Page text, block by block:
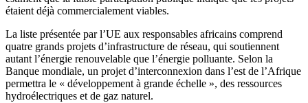
étaient déjà commercialement viables.
La liste présentée par l’UE aux responsables africains comprend
quatre grands projets d’infrastructure de réseau, qui soutiennent
autant l’énergie renouvelable que l’énergie polluante. Selon la
Banque mondiale, un projet d’interconnexion dans l’est de l’Afrique
permettra le « développement à grande échelle », des ressources
hydroélectriques et de gaz naturel.